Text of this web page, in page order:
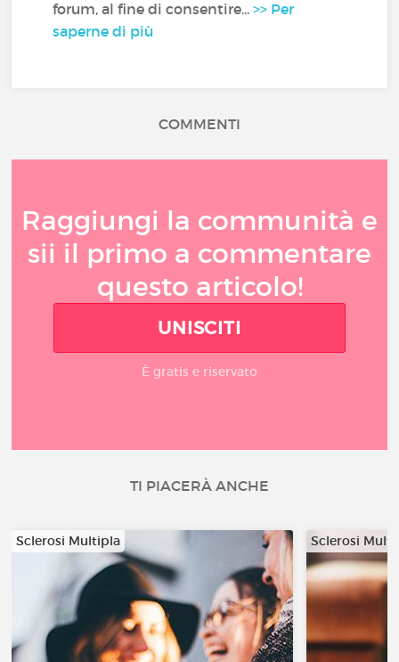
forum, al fine di consentire...>> Per
saperne di più
COMMENTI
Raggiungi la communità e
sii il primo a commentare
questo articolo!
UNISCITI
È gratis e riservato
TI PIACERÀ ANCHE
Sclerosi Multipla Sclerosi